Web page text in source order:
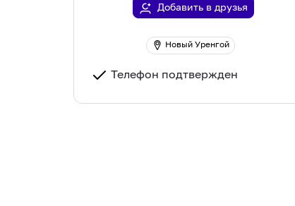
Добавить в друзья
Новый Уренгой
Телефон подтвержден